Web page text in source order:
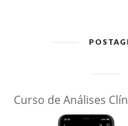
Curso de Análises